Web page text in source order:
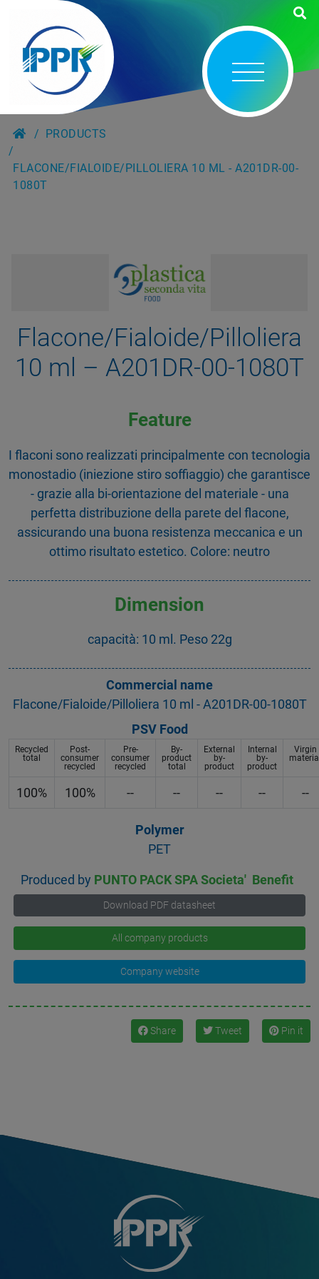
PRODUCTS
FLACONE/FIALOIDE/PILLOLIERA 10 ML - A201DR-00-
1080T
Flacone/Fialoide/Pilloliera
10 ml – A201DR-00-1080T
Feature
I flaconi sono realizzati principalmente con tecnologia
monostadio (iniezione stiro soffiaggio) che garantisce
- grazie alla bi-orientazione del materiale - una
perfetta distribuzione della parete del flacone,
assicurando una buona resistenza meccanica e un
ottimo risultato estetico. Colore: neutro
Dimension
capacità: 10 ml. Peso 22g
Commercial name
Flacone/Fialoide/Pilloliera 10 ml - A201DR-00-1080T
PSV Food
Recycled
total
Post-
consumer
recycled
Pre-
consumer
recycled
By-
product
total
External
by-
product
Internal
by-
product
Virgin
100% 100% -- -- -- -- --
Polymer
PET
Produced by PUNTO PACK SPA Societa' Benefit
Download PDF datasheet
All company products
Company website
Share Tweet Pin it